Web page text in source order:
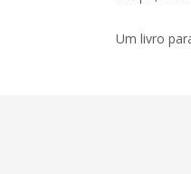
Um livro